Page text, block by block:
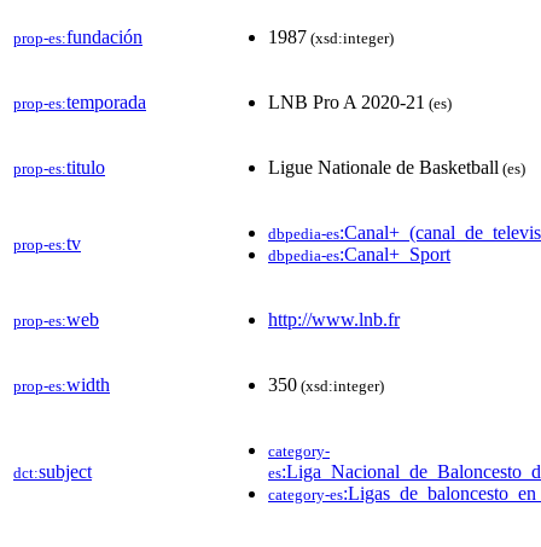
prop-es:fundación 1987 (xsd:integer)
prop-es:temporada LNB Pro A 2020-21 (es)
prop-es:titulo Ligue Nationale de Basketball (es)
prop-es:tv dbpedia-es
dbpedia-es:Canal+_Sport
prop-es:web http://www.lnb.fr
prop-es:width 350 (xsd:integer)
dct:subject
category-
es
category-es